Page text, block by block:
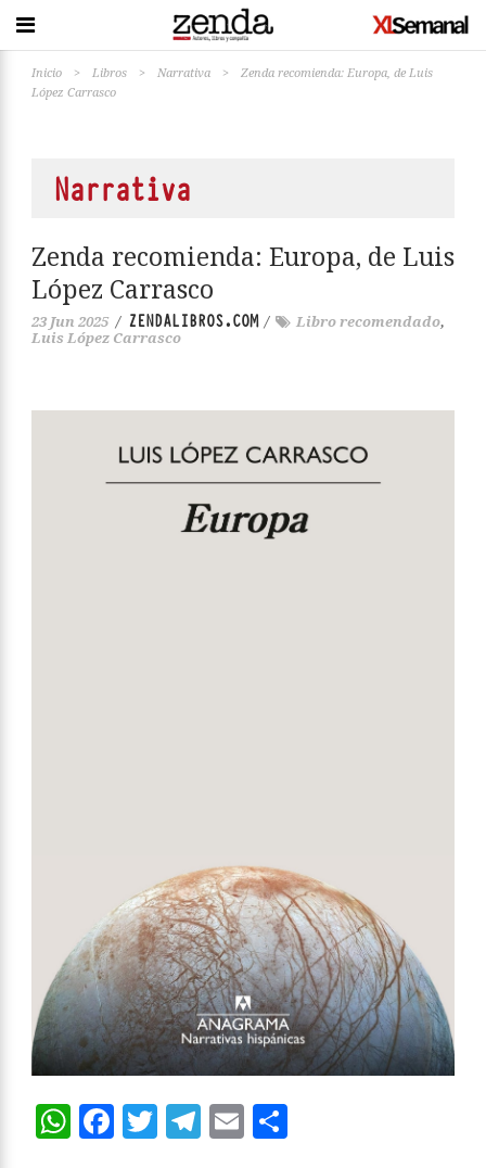
Inicio > Libros > Narrativa >
Zenda recomienda: Europa, de Luis
López Carrasco
Narrativa
Zenda recomienda: Europa, de Luis
López Carrasco
23 Jun 2025 / ZENDALIBROS.COM/ Libro recomendado,
Luis López Carrasco
WhatsApp
Facebook
Twitter
Telegram
Email